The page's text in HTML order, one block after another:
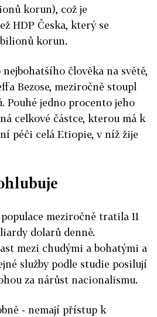
korun), což je
HDP Česka, který se
korun.
člověka na světě,
Bezose, meziročně stoupl
Pouhé jedno procento jeho
celkové částce, kterou má k
péči celá Etiopie, v níž žije
meziročně tratila 11
dolarů denně.
mezi chudými a bohatými a
služby podle studie posilují
za nárůst nacionalismu.
- nemají přístup k